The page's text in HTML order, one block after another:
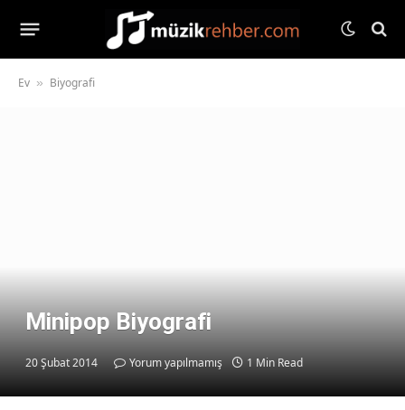
Ev » Biyografi
Minipop Biyografi
20 Şubat 2014 Yorum yapılmamış 1 Min Read